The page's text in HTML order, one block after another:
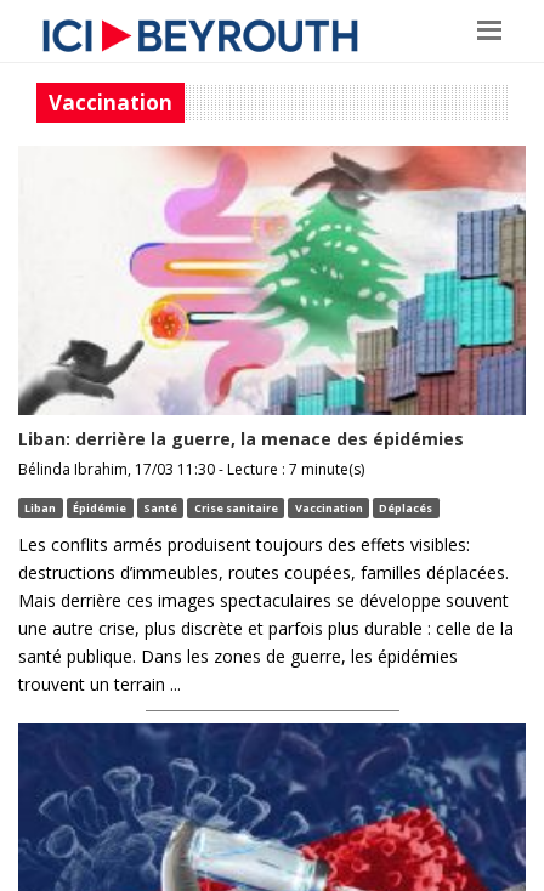
Vaccination
Liban: derrière la guerre, la menace des épidémies
Bélinda Ibrahim, 17/03 11:30 - Lecture : 7 minute(s)
Liban Épidémie Santé Crise sanitaire Vaccination Déplacés
Les conflits armés produisent toujours des effets visibles:
destructions d’immeubles, routes coupées, familles déplacées.
Mais derrière ces images spectaculaires se développe souvent
une autre crise, plus discrète et parfois plus durable : celle de la
santé publique. Dans les zones de guerre, les épidémies
trouvent un terrain ...